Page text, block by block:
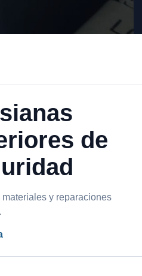
de
materiales y reparaciones